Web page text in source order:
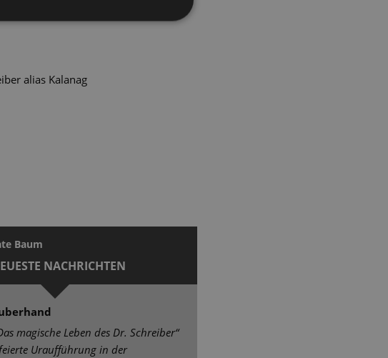
ein.
alias Kalanag
Baum
NACHRICHTEN
magische Leben des Dr. Schreiber“
Uraufführung in der